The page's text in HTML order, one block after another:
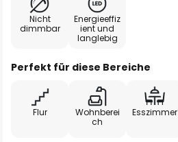
Nicht
dimmbar
Energieeffiz
ient und
langlebig
Perfekt für diese Bereiche
Flur
Wohnberei
ch
Esszimmer